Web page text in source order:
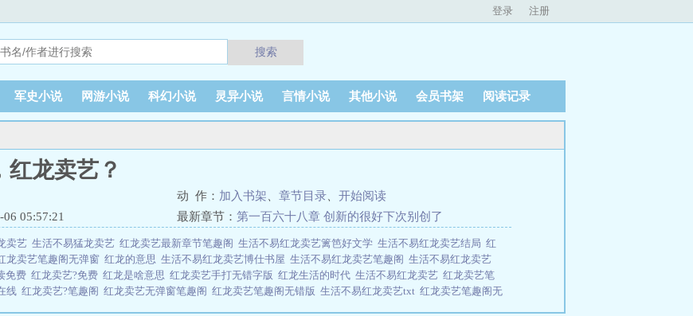
登录 注册
搜索
军史小说 网游小说 科幻小说 灵异小说 言情小说 其他小说 会员书架 阅读记录
红龙卖艺？
动 作： 加入书架 章节目录
开始阅读
05:57:21
最新章节： 第一百六十八章 创新的很好下次别创了
卖艺 生活不易猛龙卖艺 红龙卖艺最新章节笔趣阁 生活不易红龙卖艺篱笆好文学 生活不易红龙卖艺结局 红
龙卖艺笔趣阁无弹窗 红龙的意思 生活不易红龙卖艺博仕书屋 生活不易红龙卖艺笔趣阁 生活不易红龙卖艺
免费 红龙卖艺?免费 红龙是啥意思 红龙卖艺手打无错字版 红龙生活的时代 生活不易红龙卖艺 红龙卖艺笔
线 红龙卖艺?笔趣阁 红龙卖艺无弹窗笔趣阁 红龙卖艺笔趣阁无错版 生活不易红龙卖艺txt 红龙卖艺笔趣阁无